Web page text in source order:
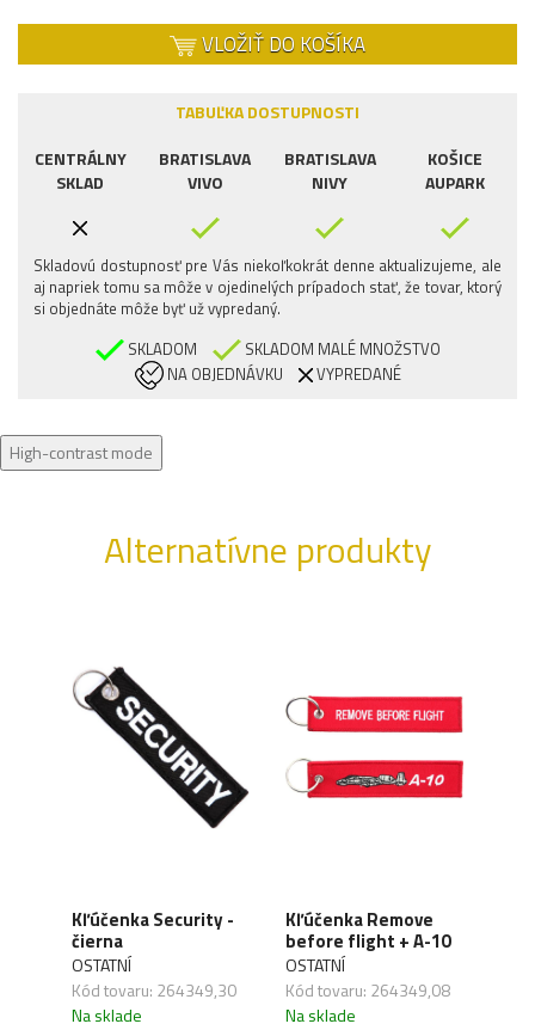
VLOŽIŤ DO KOŠÍKA
TABUĽKA DOSTUPNOSTI
CENTRÁLNY
SKLAD
BRATISLAVA
VIVO
BRATISLAVA
NIVY
KOŠICE
AUPARK
Skladovú dostupnosť pre Vás niekoľkokrát denne aktualizujeme, ale
aj napriek tomu sa môže v ojedinelých prípadoch stať, že tovar, ktorý
si objednáte môže byť už vypredaný.
SKLADOM
SKLADOM MALÉ MNOŽSTVO
NA OBJEDNÁVKU
VYPREDANÉ
High-contrast mode
Alternatívne produkty
Kľúčenka Security -
čierna
OSTATNÍ
Kód tovaru: 264349,30
Na sklade
Kľúčenka Remove
before flight + A-10
OSTATNÍ
Kód tovaru: 264349,08
Na sklade